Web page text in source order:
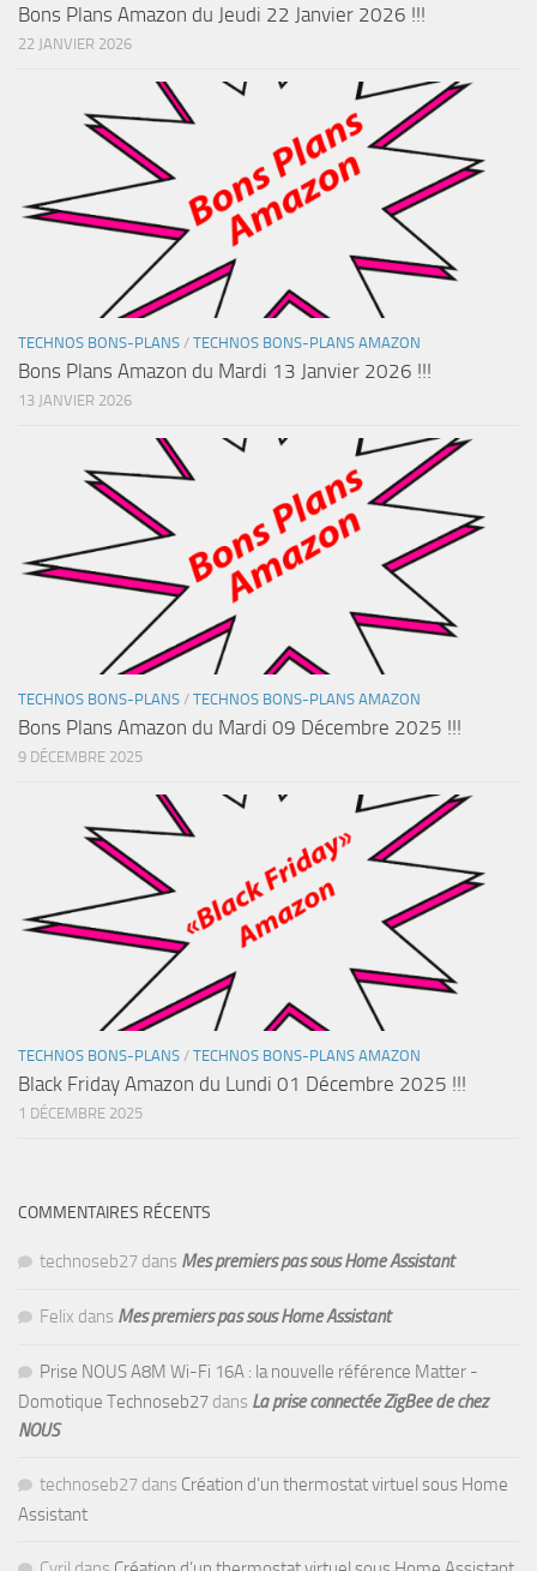
Bons Plans Amazon du Jeudi 22 Janvier 2026 !!!
22 JANVIER 2026
TECHNOS BONS-PLANS / TECHNOS BONS-PLANS AMAZON
Bons Plans Amazon du Mardi 13 Janvier 2026 !!!
13 JANVIER 2026
TECHNOS BONS-PLANS / TECHNOS BONS-PLANS AMAZON
Bons Plans Amazon du Mardi 09 Décembre 2025 !!!
9 DÉCEMBRE 2025
TECHNOS BONS-PLANS / TECHNOS BONS-PLANS AMAZON
Black Friday Amazon du Lundi 01 Décembre 2025 !!!
1 DÉCEMBRE 2025
COMMENTAIRES RÉCENTS
technoseb27 dans Mes premiers pas sous Home Assistant
Felix dans Mes premiers pas sous Home Assistant
Prise NOUS A8M Wi-Fi 16A : la nouvelle référence Matter -
Domotique Technoseb27 dans La prise connectée ZigBee de chez
NOUS
technoseb27 dans Création d’un thermostat virtuel sous Home
Assistant